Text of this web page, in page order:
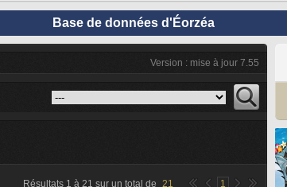
Base de données d'Éorzéa
Version : mise à jour 7.55
Résultats 1 à 21 sur un total de 21 1